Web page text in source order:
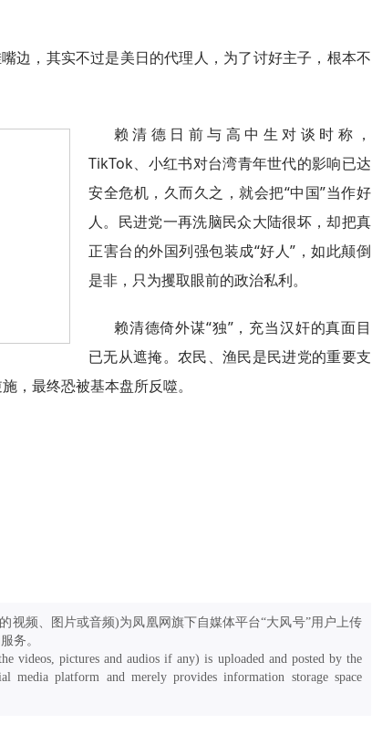
边，其实不过是美日的代理人，为了讨好主子，根本不
赖清德日前与高中生对谈时称，
TikTok、小红书对台湾青年世代的影响已达
安全危机，久而久之，就会把“中国”当作好
人。民进党一再洗脑民众大陆很坏，却把真
正害台的外国列强包装成“好人”，如此颠倒
是非，只为攫取眼前的政治私利。
赖清德倚外谋“独”，充当汉奸的真面目
已无从遮掩。农民、渔民是民进党的重要支
，最终恐被基本盘所反噬。
视频、图片或音频)为凤凰网旗下自媒体平台“大风号”用户上传
务。
videos, pictures and audios if any) is uploaded and posted by the
media platform and merely provides information storage space